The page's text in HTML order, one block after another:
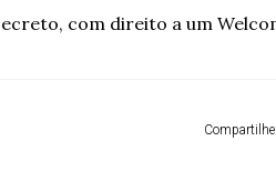
com direito a um
Compartilhe: